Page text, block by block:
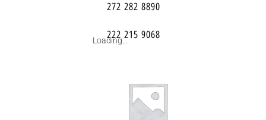
272 282 8890
222 215 9068
Loading...